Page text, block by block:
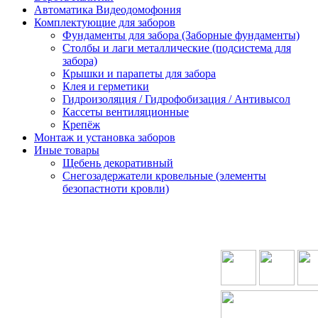
Автоматика Видеодомофония
Комплектующие для заборов
Фундаменты для забора (Заборные фундаменты)
Столбы и лаги металлические (подсистема для
забора)
Крышки и парапеты для забора
Клея и герметики
Гидроизоляция / Гидрофобизация / Антивысол
Кассеты вентиляционные
Крепёж
Монтаж и установка заборов
Иные товары
Щебень декоративный
Снегозадержатели кровельные (элементы
безопастноти кровли)